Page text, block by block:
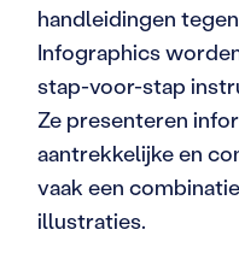
handleidingen
Infographics
stap-voor-stap
Ze presenteren
aantrekkelijke en
vaak een
illustraties.